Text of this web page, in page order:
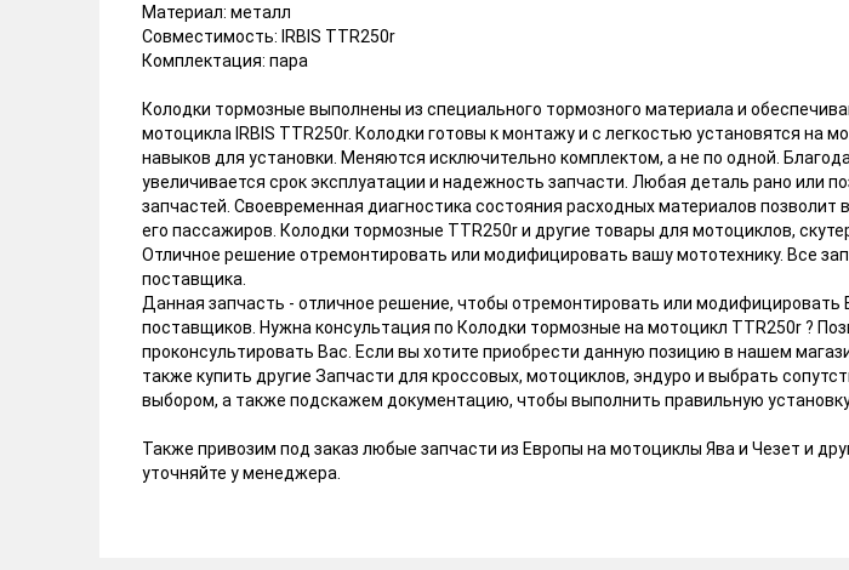
Материал: металл
Совместимость: IRBIS TTR250r
Комплектация: пара
Колодки тормозные выполнены из специального тормозного материала и
мотоцикла IRBIS TTR250r. Колодки готовы к монтажу и с легкостью установятся
навыков для установки. Меняются исключительно комплектом, а не по одной.
увеличивается срок эксплуатации и надежность запчасти. Любая деталь рано или
запчастей. Своевременная диагностика состояния расходных материалов
его пассажиров. Колодки тормозные TTR250r и другие товары для мотоциклов,
Отличное решение отремонтировать или модифицировать вашу мототехнику. Все
поставщика.
Данная запчасть - отличное решение, чтобы отремонтировать или
поставщиков. Нужна консультация по Колодки тормозные на мотоцикл TTR250r ?
проконсультировать Вас. Если вы хотите приобрести данную позицию в нашем
также купить другие Запчасти для кроссовых, мотоциклов, эндуро и выбрать
выбором, а также подскажем документацию, чтобы выполнить правильную установку
Также привозим под заказ любые запчасти из Европы на мотоциклы Ява и Чезет и
уточняйте у менеджера.